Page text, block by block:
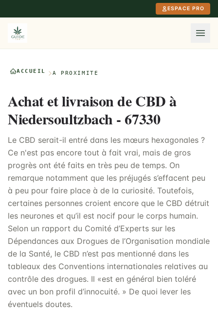
ESPACE PRO
ACCUEIL À PROXIMITÉ
Achat et livraison de CBD à
Niedersoultzbach - 67330
Le CBD serait-il entré dans les mœurs hexagonales ?
Ce n'est pas encore tout à fait vrai, mais de gros
progrès ont été faits en très peu de temps. On
remarque notamment que les préjugés s’effacent peu
à peu pour faire place à de la curiosité. Toutefois,
certaines personnes croient encore que le CBD détruit
les neurones et qu’il est nocif pour le corps humain.
Selon un rapport du Comité d’Experts sur les
Dépendances aux Drogues de l’Organisation mondiale
de la Santé, le CBD n’est pas mentionné dans les
tableaux des Conventions internationales relatives au
contrôle des drogues. Il «est en général bien toléré
avec un bon profil d’innocuité. » De quoi lever les
éventuels doutes.